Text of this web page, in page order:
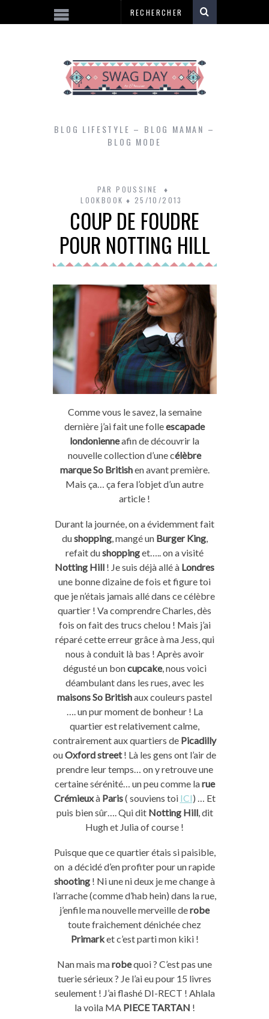
BLOG LIFESTYLE – BLOG MAMAN –
BLOG MODE
PAR POUSSINE
LOOKBOOK
25/10/2013
COUP DE FOUDRE
POUR NOTTING HILL
Comme vous le savez, la semaine
dernière j’ai fait une folleescapade
londonienneafin de découvrir la
nouvelle collection d’une célèbre
marque So Britishen avant première.
Mais ça… ça fera l’objet d’un autre
article !
Durant la journée, on a évidemment fait
dushopping, mangé un Burger King,
refait dushoppinget….. on a visité
Notting Hill ! Je suis déjà allé à Londres
une bonne dizaine de fois et figure toi
que je n’étais jamais allé dans ce célèbre
quartier ! Va comprendre Charles, dès
fois on fait des trucs chelou ! Mais j’ai
réparé cette erreur grâce à ma Jess, qui
nous à conduit là bas ! Après avoir
dégusté un boncupcake, nous voici
déambulant dans les rues, avec les
maisons So Britishaux couleurs pastel
…. un pur moment de bonheur ! La
quartier est relativement calme,
contrairement aux quartiers de Picadilly
ouOxford street! Là les gens ont l’air de
prendre leur temps… on y retrouve une
certaine sérénité… un peu comme larue
Crémieuxà Paris( souviens toi ICI) … Et
puis bien sûr…. Qui dit Notting Hill, dit
Hugh et Julia of course !
Puisque que ce quartier étais si paisible,
on a décidé d’en profiter pour un rapide
shooting ! Ni une ni deux je me change à
l’arrache (comme d’hab hein) dans la rue,
j’enfile ma nouvelle merveille derobe
toute fraichement dénichée chez
Primarket c’est parti mon kiki !
Nan mais marobequoi ? C’est pas une
tuerie sérieux ? Je l’ai eu pour 15 livres
seulement ! J’ai flashé DI-RECT ! Ahlala
la voila MA PIECE TARTAN !